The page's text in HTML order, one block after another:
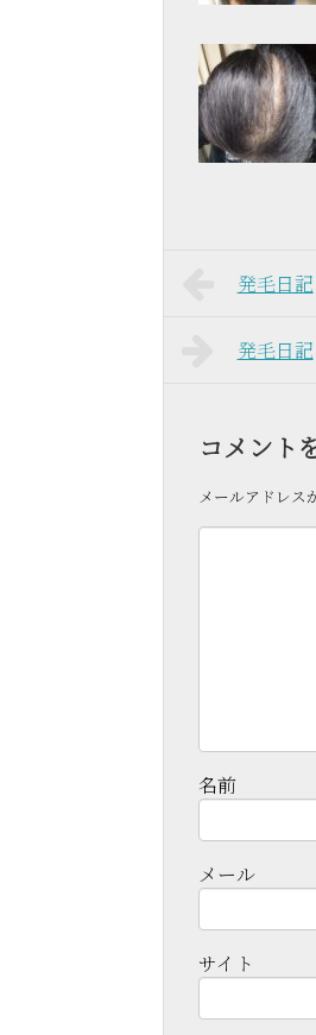
発毛日記
発毛日記
コメント
メールアドレス
名前
メール
サイト